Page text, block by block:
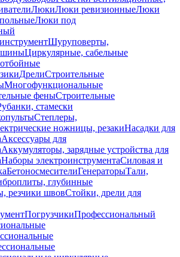
ЛюкиЛюки ревизионныеЛюки
Люки под
Шуруповерты,
Циркулярные, сабельные
ДрелиСтроительные
Многофункциональные
феныСтроительные
стамески
Степлеры,
ножницы, резакиНасадки для
Аксессуары для
Аккумуляторы, зарядные устройства для
Наборы электроинструментаСиловая и
БетоносмесителиГенераторыТали,
глубинные
резчики швовСтойки, дрели для
ПогрузчикиПрофессиональный